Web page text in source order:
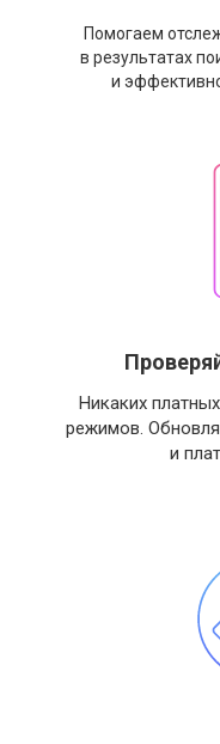
Помогаем
в результатах
и
Никаких
режимов.
и